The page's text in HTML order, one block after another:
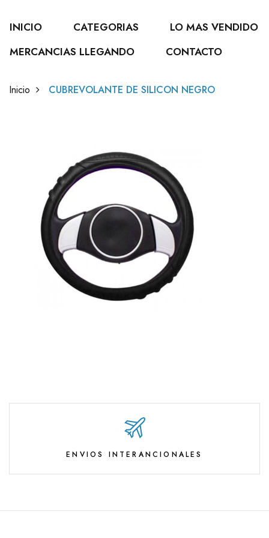
INICIO CATEGORIAS
LO MAS VENDIDO
MERCANCIAS LLEGANDO
CONTACTO
Inicio CUBREVOLANTE DE SILICON NEGRO
ENVIOS INTERANCIONALES